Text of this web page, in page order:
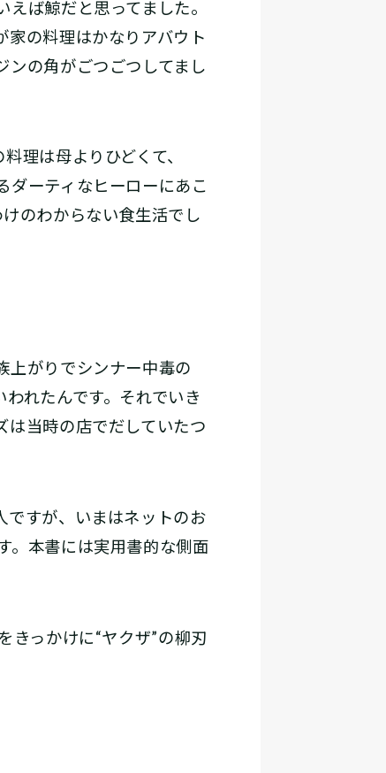
ば鯨だと思ってました。
家の料理はかなりアバウト
ンの角がごつごつしてまし
理は母よりひどくて、
ダーティなヒーローにあこ
のわからない食生活でし
上がりでシンナー中毒の
れたんです。それでいき
は当時の店でだしていたつ
すが、いまはネットのお
。本書には実用書的な側面
きっかけに“ヤクザ”の柳刃